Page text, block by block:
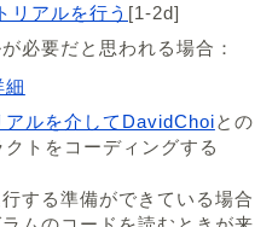
リアルを行う [1-2d]
必要だと思われる場合：
細
アルを介してDavidChoiとの
トをコーディングする
する準備ができている場合